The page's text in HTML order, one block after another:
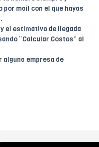
mail con el que hayas
el estimativo de llegada
“Calcular Costos” al
alguna empresa de